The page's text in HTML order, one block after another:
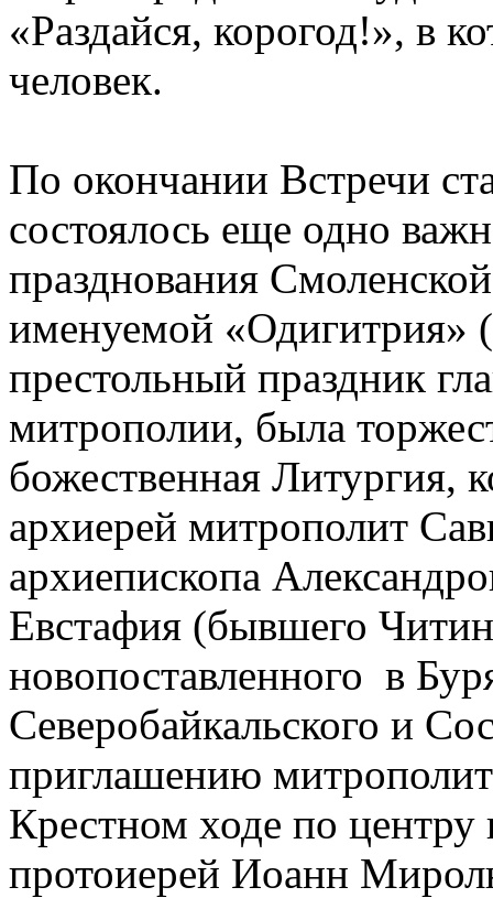
«Раздайся, корогод!», в
человек.
По окончании Встречи
состоялось еще одно
празднования
именуемой «Одигитрия»
престольный праздник
митрополии, была
божественная Литургия,
архиерей митрополит
архиепископа
Евстафия (бывшего
новопоставленного в
Северобайкальского и
приглашению
Крестном ходе по центру
протоиерей Иоанн